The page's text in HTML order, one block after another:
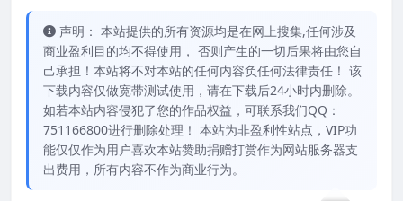
声明： 本站提供的所有资源均是在网上搜集,任何涉及
商业盈利目的均不得使用， 否则产生的一切后果将由您自
己承担！本站将不对本站的任何内容负任何法律责任！ 该
下载内容仅做宽带测试使用，请在下载后24小时内删除。
如若本站内容侵犯了您的作品权益，可联系我们QQ：
751166800进行删除处理！ 本站为非盈利性站点，VIP功
能仅仅作为用户喜欢本站赞助捐赠打赏作为网站服务器支
出费用，所有内容不作为商业行为。